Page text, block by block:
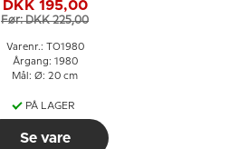
DKK 195,00
Før: DKK 225,00
Varenr.: TO1980
Årgang: 1980
Mål: Ø: 20 cm
PÅ LAGER
Se vare